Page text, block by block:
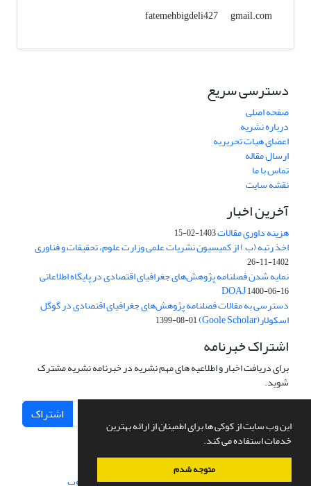
این وب سایت از کوکی ها برای اطمینان از ارائه بهترین
خدمات استفاده می کند.
متوجه شدم
fatemehbigdeli427
gmail.com
دسترسی سریع
صفحه اصلی
درباره نشریه
اعضای هیات تحریریه
ارسال مقاله
تماس با ما
نقشه سایت
آخرین اخبار
هزینه داوری مقالات1403-02-15
اخذ رتبه (ب ) از کمیسیون نشریات علمی وزارت علوم، تحقیقات و فناوری
1402-11-26
نمایه شدن فصلنامه پژوهش‌های جغرافیای اقتصادی در پایگاه اطلاعاتی
DOAJ1400-06-16
دسترسی به مقالات فصلنامه پژوهش‌های جغرافیای اقتصادی در گوگل
اسکولار(Goole Scholar) 1399-08-01
اشتراک خبرنامه
برای دریافت اخبار و اطلاعیه های مهم نشریه در خبرنامه نشریه مشترک
شوید.
اشتراک
سامانه مدیریت نشریات علمی.طراحی و پیاده سازی از سیناوب